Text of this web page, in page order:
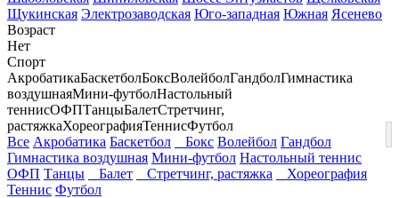
Щукинская Электрозаводская Юго-западная Южная Ясенево
Возраст
Нет
Спорт
АкробатикаБаскетболБоксВолейболГандболГимнастика
воздушнаяМини-футболНастольный
теннисОФПТанцыБалетСтретчинг,
растяжкаХореографияТеннисФутбол
Все Акробатика Баскетбол Бокс Волейбол Гандбол
Гимнастика воздушная Мини-футбол Настольный теннис
ОФП Танцы Балет Стретчинг, растяжка
Хореография
Теннис Футбол